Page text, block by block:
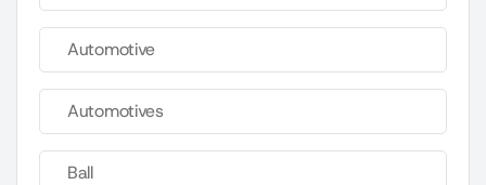
Automotive
Automotives
Ball